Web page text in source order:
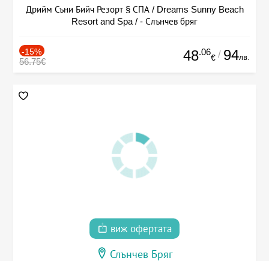
Дрийм Съни Бийч Резорт § СПА / Dreams Sunny Beach
Resort and Spa / - Слънчев бряг
-15%
56.75€ 48.06
€ / 94лв.
виж офертата
Слънчев Бряг